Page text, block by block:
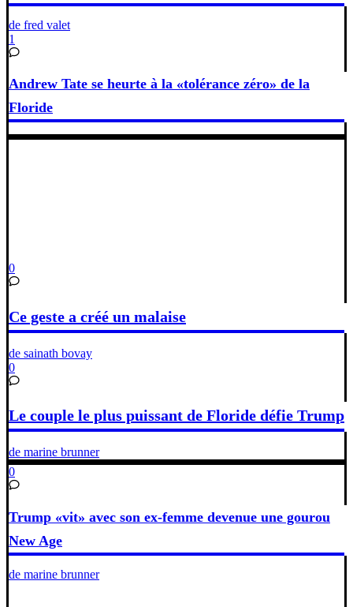
de fred valet
1
Andrew Tate se heurte à la «tolérance zéro» de la
Floride
0
Ce geste a créé un malaise
de sainath bovay
0
Le couple le plus puissant de Floride défie Trump
de marine brunner
0
Trump «vit» avec son ex-femme devenue une gourou
New Age
de marine brunner